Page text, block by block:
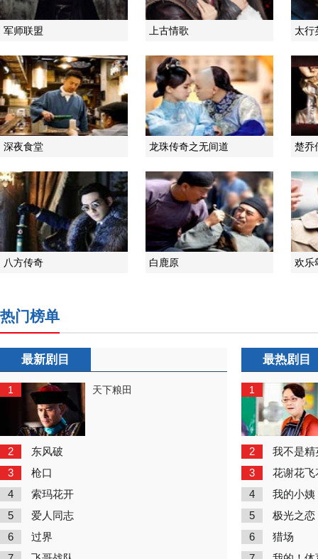
军师联盟 上古情歌 太行
深夜食堂 龙珠传奇之无间道 楚乔
八方传奇 白鹿原 欢乐
热门榜单
最新剧目
1 天下粮田
2 东风破
3 枪口
4 索玛花开
5 爱人同志
6 过界
最热剧目
1
2 我不是精
3 花谢花飞
4 我的小姨
5 极光之恋
6 猎场